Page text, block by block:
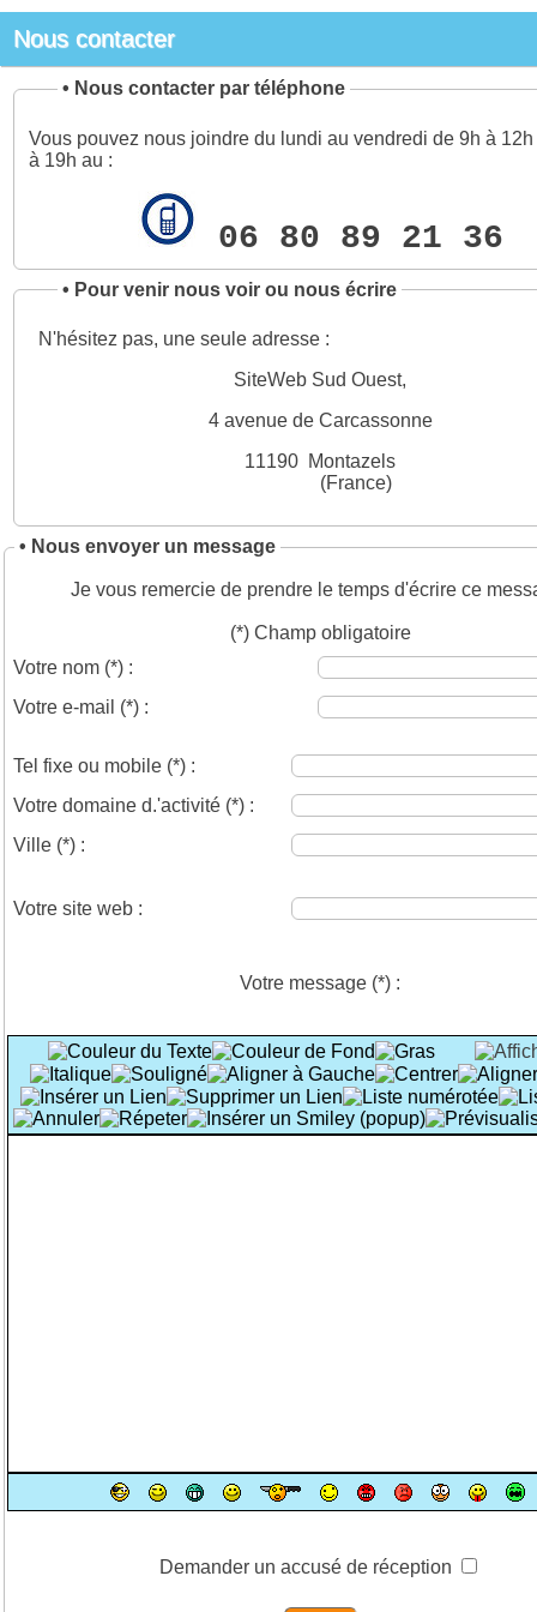
Nous contacter
• Nous contacter par téléphone
Vous pouvez nous joindre du lundi au vendredi de 9h à
à 19h au :
06 80 89 21 36
• Pour venir nous voir ou nous écrire
N'hésitez pas, une seule adresse :
SiteWeb Sud Ouest,
4 avenue de Carcassonne
11190 Montazels
(France)
• Nous envoyer un message
Je vous remercie de prendre le temps d'écrire ce
(*) Champ obligatoire
Votre nom (*) :
Votre e-mail (*) :
Tel fixe ou mobile (*) :
Votre domaine d.'activité (*) :
Ville (*) :
Votre site web :
Votre message (*) :
Demander un accusé de réception